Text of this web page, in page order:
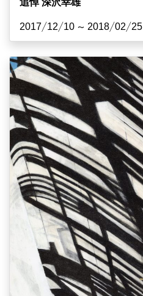
2017/12/10 ~ 2018/02/25